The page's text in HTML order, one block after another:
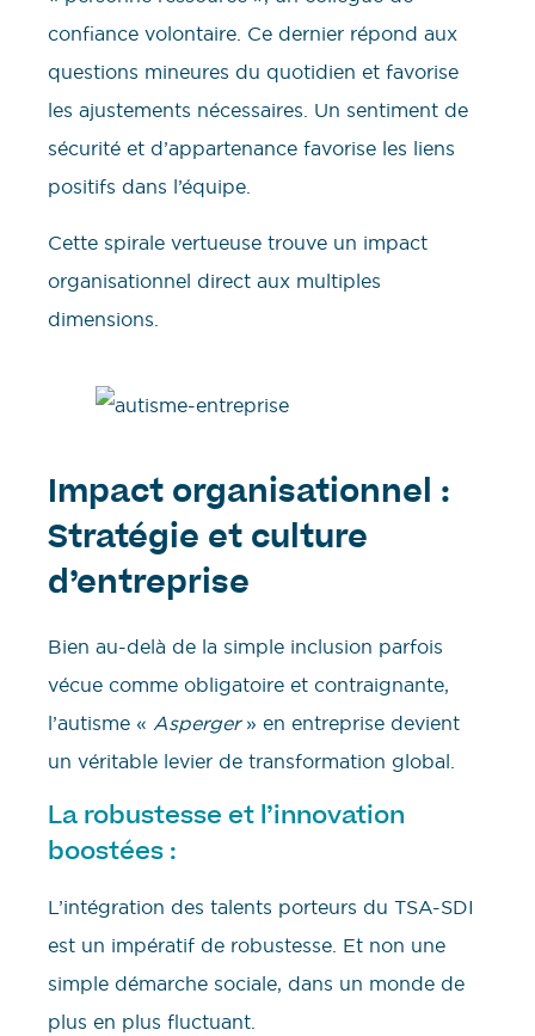
confiance volontaire. Ce dernier répond aux
questions mineures du quotidien et favorise
les ajustements nécessaires. Un sentiment de
sécurité et d’appartenance favorise les liens
positifs dans l’équipe.
Cette spirale vertueuse trouve un impact
organisationnel direct aux multiples
dimensions.
Impact organisationnel :
Stratégie et culture
d’entreprise
Bien au-delà de la simple inclusion parfois
vécue comme obligatoire et contraignante,
l’autisme « Asperger» en entreprise devient
un véritable levier de transformation global.
La robustesse et l’innovation
boostées :
L’intégration des talents porteurs du TSA-SDI
est un impératif de robustesse. Et non une
simple démarche sociale, dans un monde de
plus en plus fluctuant.